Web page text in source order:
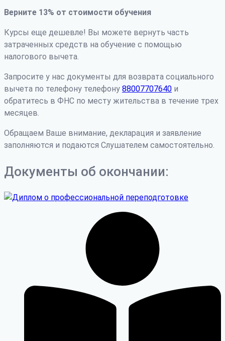
Верните 13% от стоимости обучения
Курсы еще дешевле! Вы можете вернуть часть
затраченных средств на обучение с помощью
налогового вычета.
Запросите у нас документы для возврата социального
вычета по телефону телефону 88007707640 и
обратитесь в ФНС по месту жительства в течение трех
месяцев.
Обращаем Ваше внимание, декларация и заявление
заполняются и подаются Слушателем самостоятельно.
Документы об окончании: